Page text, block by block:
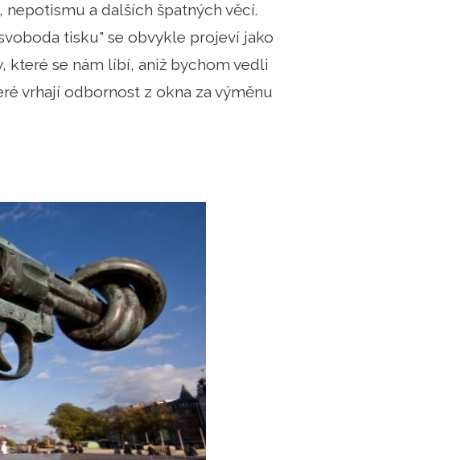
a dalších špatných věcí.
tisku" se obvykle projeví jako
které se nám líbí, aniž bychom vedli
vrhají odbornost z okna za výměnu